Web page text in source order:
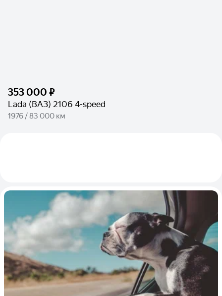
353 000 ₽
Lada (ВАЗ) 2106 4-speed
1976 / 83 000 км